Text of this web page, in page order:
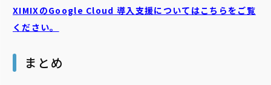
XIMIXのGoogle Cloud 導入支援についてはこちらをご覧
ください。
まとめ